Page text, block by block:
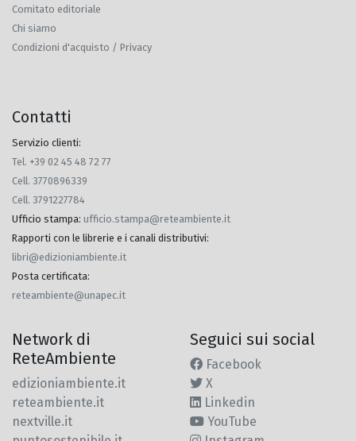
Comitato editoriale
Chi siamo
Condizioni d'acquisto / Privacy
Contatti
Servizio clienti:
Tel. +39 02 45 48 72 77
Cell. 3770896339
Cell. 3791227784
Ufficio stampa: ufficio.stampa@reteambiente.it
Rapporti con le librerie e i canali distributivi:
libri@edizioniambiente.it
Posta certificata:
reteambiente@unapec.it
Network di
ReteAmbiente
edizioniambiente.it
reteambiente.it
nextville.it
Seguici sui social
Facebook
X
Linkedin
YouTube